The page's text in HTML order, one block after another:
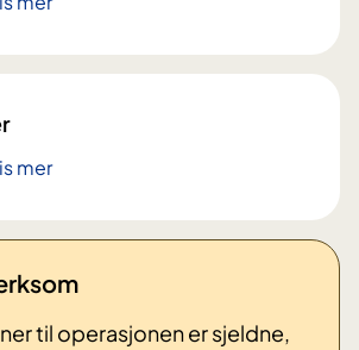
mer
til operasjonen er sjeldne,